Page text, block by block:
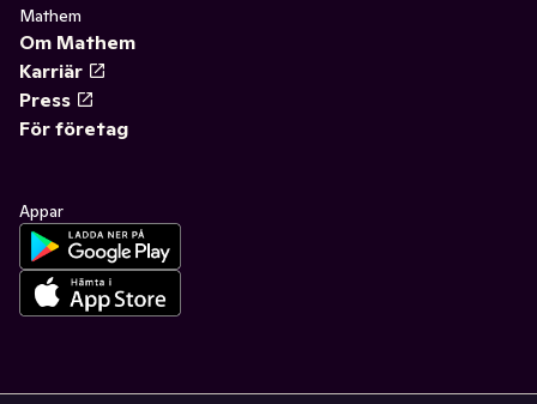
Mathem
Om Mathem
Karriär
Press
För företag
Appar